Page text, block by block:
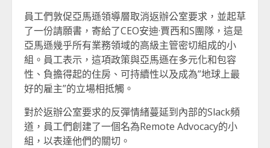
員工們敦促亞馬遜領導層取消返辦公室要求，並起草
了一份請願書，寄給了CEO安迪·賈西和S團隊，這是
亞馬遜幾乎所有業務領域的高級主管密切組成的小
組。員工表示，這項政策與亞馬遜在多元化和包容
性、負擔得起的住房、可持續性以及成為”地球上最
好的雇主”的立場相抵觸。
對於返辦公室要求的反彈情緒蔓延到內部的Slack頻
道，員工們創建了一個名為Remote Advocacy的小
組，以表達他們的關切。